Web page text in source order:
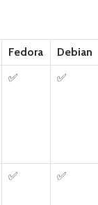
Fedora
Debian
✅ ✅
✅ ✅